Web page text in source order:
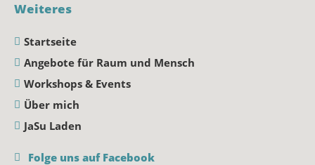
Weiteres
Startseite
Angebote für Raum und Mensch
Workshops & Events
Über mich
JaSu Laden
Folge uns auf Facebook